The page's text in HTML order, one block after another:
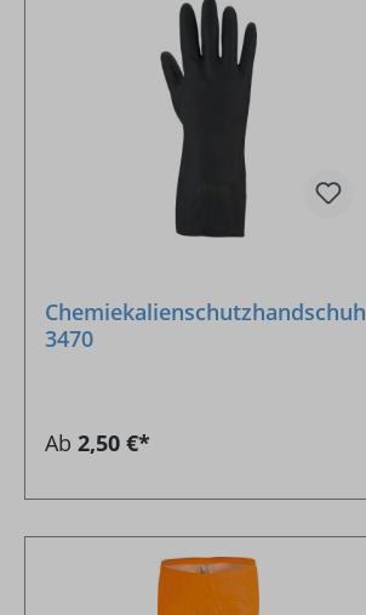
Chemiekalienschutzhandschuh
3470
Ab 2,50 €*